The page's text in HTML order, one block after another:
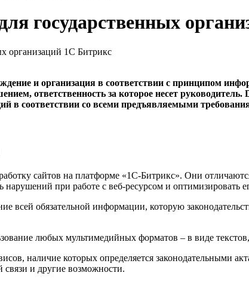
государственных
и организация в соответствии с принципом
ответственность за которое несет
в соответствии со всеми предъявляемыми
сайтов на платформе «1С-Битрикс». Они
при работе с веб-ресурсом и оптимизировать
всей обязательной информации, которую
любых мультимедийных форматов – в виде
наличие которых определяется законодательными
и другие возможности.